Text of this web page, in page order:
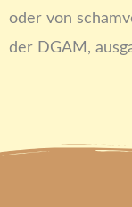
oder von
der DGAM,